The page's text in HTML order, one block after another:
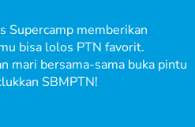
Supercamp memberikan
bisa lolos PTN favorit.
mari bersama-sama buka pintu
SBMPTN!